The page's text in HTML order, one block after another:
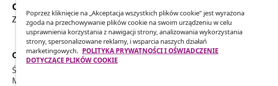
Odstąpienie od umowy
Złóż wniosek o odstąpienie od umowy dotyczącej Twojego zamówienia.
Obsługa Klienta
Śledź swoje zamówienie
Moje konto
Biznes
Poprzez kliknięcie na „Akceptacja wszystkich plików cookie” jest wyrażona
zgoda na przechowywanie plików cookie na swoim urządzeniu w celu
usprawnienia korzystania z nawigacji strony, analizowania wykorzystania
strony, spersonalizowane reklamy, i wsparcia naszych działań
marketingowych. POLITYKA PRYWATNOŚCI I OŚWIADCZENIE
DOTYCZĄCE PLIKÓW COOKIE